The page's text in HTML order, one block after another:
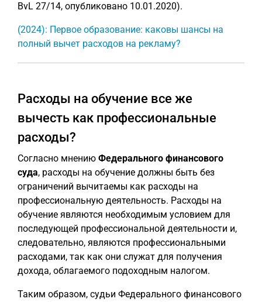
BvL 27/14, опубликовано 10.01.2020).
(2024): Первое образование: каковы шансы на
полный вычет расходов на рекламу?
Расходы на обучение все же
вычесть как профессиональные
расходы?
Согласно мнению Федерального финансового
суда, расходы на обучение должны быть без
ограничений вычитаемы как расходы на
профессиональную деятельность. Расходы на
обучение являются необходимым условием для
последующей профессиональной деятельности и,
следовательно, являются профессиональными
расходами, так как они служат для получения
дохода, облагаемого подоходным налогом.
Таким образом, судьи Федерального финансового